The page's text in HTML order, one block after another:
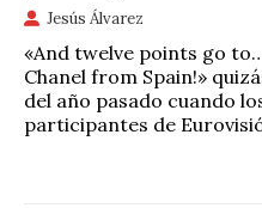
Jesús Álvarez
«And twelve points go
Chanel from Spain!»
del año pasado cuando
participantes de